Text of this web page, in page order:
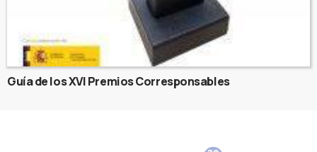
Guía de los XVI Premios Corresponsables